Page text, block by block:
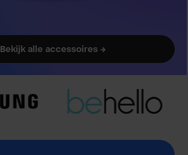
Bekijk alle accessoires →